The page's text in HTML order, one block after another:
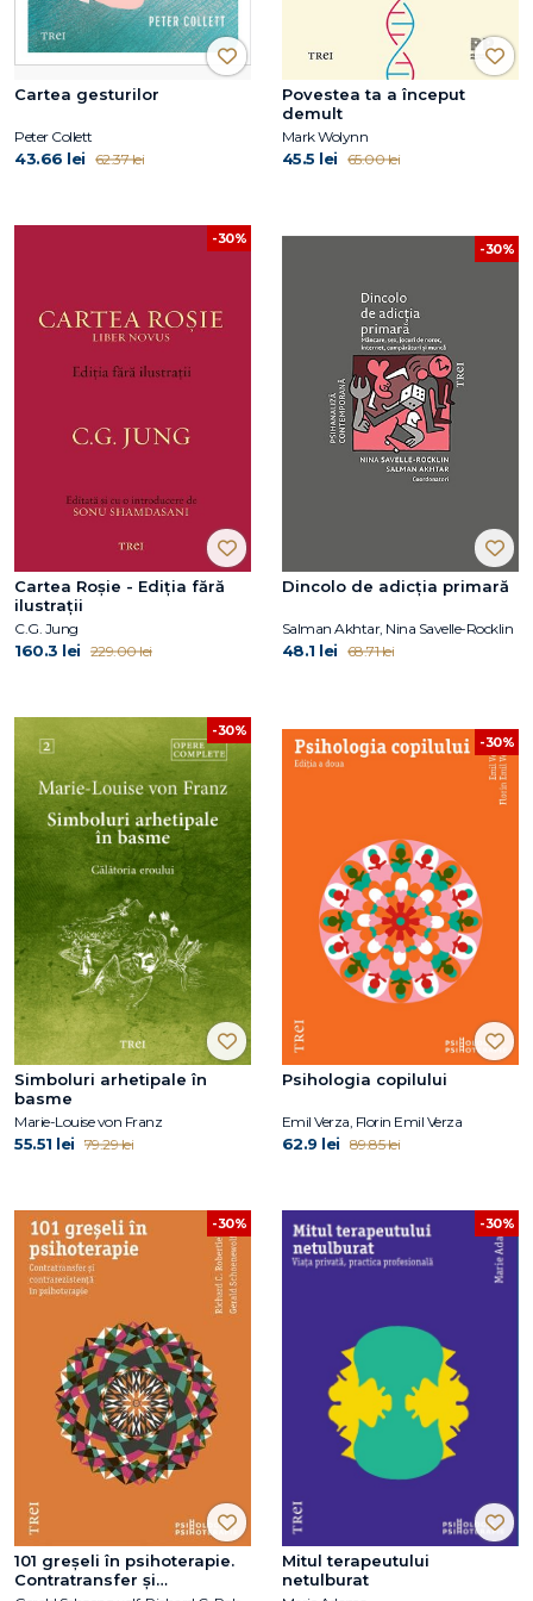
Cartea gesturilor
Peter Collett
43.66 lei 62.37 lei
Povestea ta a început
demult
Mark Wolynn
45.5 lei 65.00 lei
-30%
Cartea Roșie - Ediția fără
ilustrații
C.G. Jung
160.3 lei 229.00 lei
-30%
Dincolo de adicția primară
Salman Akhtar, Nina Savelle-Rocklin
48.1 lei 68.71 lei
-30%
Simboluri arhetipale în
basme
Marie-Louise von Franz
55.51 lei 79.29 lei
-30%
Psihologia copilului
Emil Verza, Florin Emil Verza
62.9 lei 89.85 lei
-30%
101 greşeli în psihoterapie.
Contratransfer şi
-30%
Mitul terapeutului
netulburat